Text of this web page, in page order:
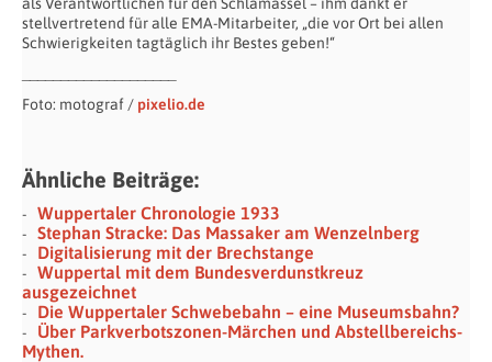
stellvertretend für alle EMA-Mitarbeiter, „die vor Ort bei allen
Schwierigkeiten tagtäglich ihr Bestes geben!“
Foto: motograf / pixelio.de
Ähnliche Beiträge:
Wuppertaler Chronologie 1933
Stephan Stracke: Das Massaker am Wenzelnberg
Digitalisierung mit der Brechstange
Wuppertal mit dem Bundesverdunstkreuz
ausgezeichnet
Die Wuppertaler Schwebebahn – eine Museumsbahn?
Über Parkverbotszonen-Märchen und Abstellbereichs-
Mythen.